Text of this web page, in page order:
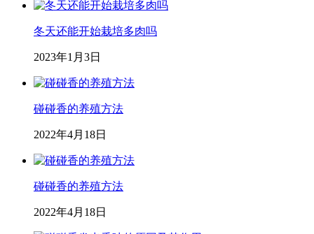
冬天还能开始栽培多肉吗
2023年1月3日
碰碰香的养殖方法
2022年4月18日
碰碰香的养殖方法
2022年4月18日